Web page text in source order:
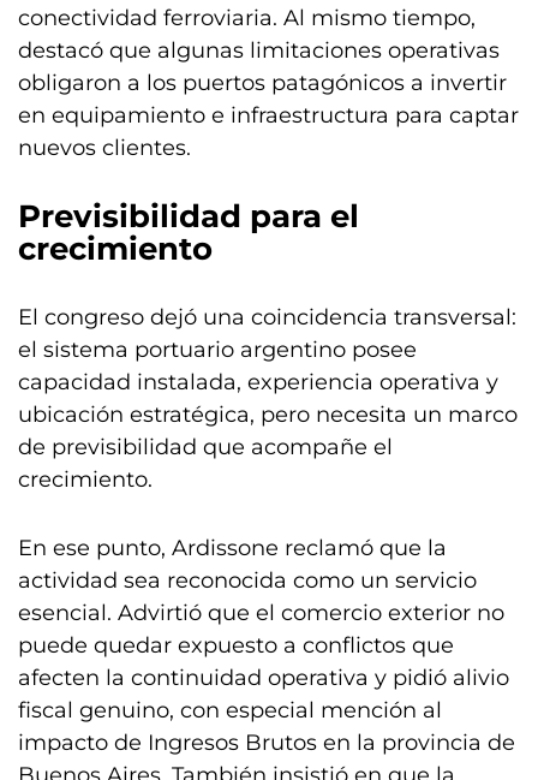
conectividad ferroviaria. Al mismo tiempo,
destacó que algunas limitaciones operativas
obligaron a los puertos patagónicos a invertir
en equipamiento e infraestructura para captar
nuevos clientes.
Previsibilidad para el
crecimiento
El congreso dejó una coincidencia transversal:
el sistema portuario argentino posee
capacidad instalada, experiencia operativa y
ubicación estratégica, pero necesita un marco
de previsibilidad que acompañe el
crecimiento.
En ese punto, Ardissone reclamó que la
actividad sea reconocida como un servicio
esencial. Advirtió que el comercio exterior no
puede quedar expuesto a conflictos que
afecten la continuidad operativa y pidió alivio
fiscal genuino, con especial mención al
impacto de Ingresos Brutos en la provincia de